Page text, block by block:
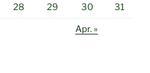
28 29 30 31
Apr. »